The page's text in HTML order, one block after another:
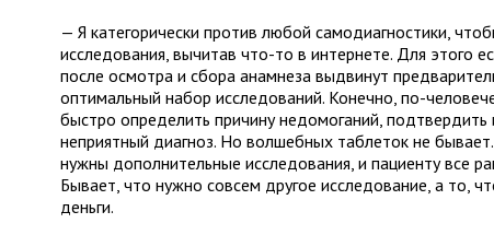
— Я категорически против любой самодиагностики,
исследования, вычитав что-то в интернете. Для этого
после осмотра и сбора анамнеза выдвинут
оптимальный набор исследований. Конечно, по-
быстро определить причину недомоганий, подтвердить
неприятный диагноз. Но волшебных таблеток не
нужны дополнительные исследования, и пациенту все
Бывает, что нужно совсем другое исследование, а то,
деньги.